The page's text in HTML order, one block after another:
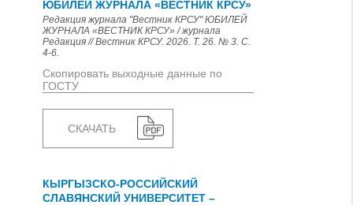
ЮБИЛЕЙ ЖУРНАЛА «ВЕСТНИК КРСУ»
Редакция журнала "Вестник КРСУ" ЮБИЛЕЙ
ЖУРНАЛА «ВЕСТНИК КРСУ» / журнала
Редакция // Вестник КРСУ. 2026. Т. 26. № 3. С.
4-6.
Скопировать выходные данные по
ГОСТУ
СКАЧАТЬ
КЫРГЫЗСКО-РОССИЙСКИЙ
СЛАВЯНСКИЙ УНИВЕРСИТЕТ –